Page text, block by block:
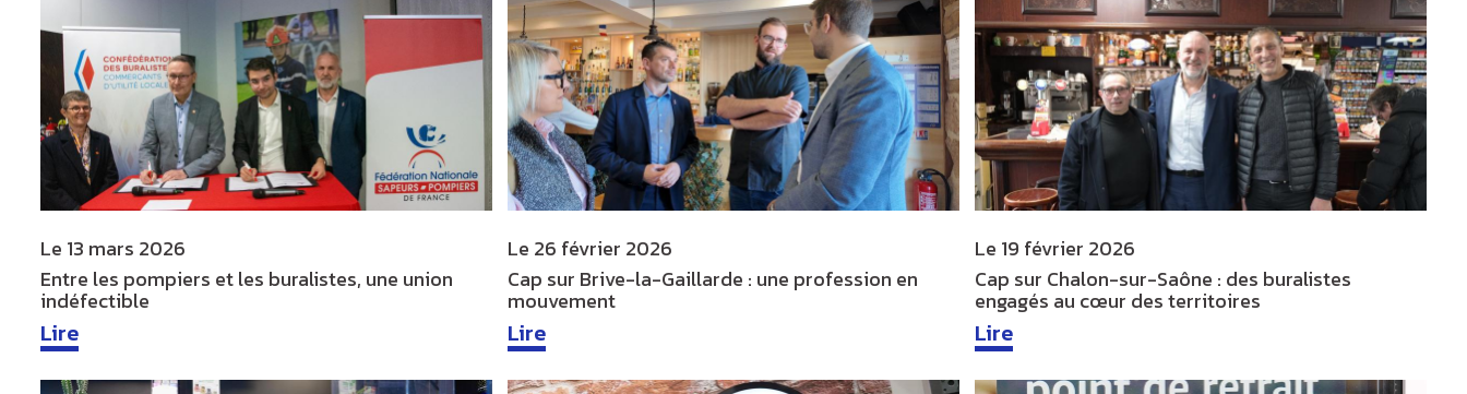
Le 13 mars 2026
Entre les pompiers et les buralistes, une union
indéfectible
Lire
Le 26 février 2026
Cap sur Brive-la-Gaillarde : une profession en
mouvement
Lire
Le 19 février 2026
Cap sur Chalon-sur-Saône : des buralistes
engagés au cœur des territoires
Lire